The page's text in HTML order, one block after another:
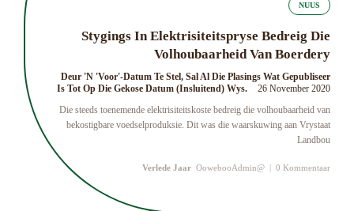
NUUS
Stygings In Elektrisiteitspryse Bedreig Die
Volhoubaarheid Van Boerdery
Deur 'n 'Voor'-Datum Te Stel, Sal Al Die Plasings Wat Gepubliseer
Is Tot Op Die Gekose Datum (insluitend) Wys.
26 November 2020
Die steeds toenemende elektrisiteitskoste bedreig die volhoubaarheid van
bekostigbare voedselproduksie. Dit was die waarskuwing aan Vrystaat
Landbou
Verlede Jaar OowebooAdmin@ | 0 Kommentaar